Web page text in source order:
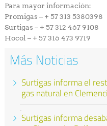
Para mayor información:
Promigas – + 57 313 5380398
Surtigas – + 57 312 467 9108
Hocol – + 57 316 473 9719
Más Noticias
Surtigas informa el
gas natural en
Surtigas informa